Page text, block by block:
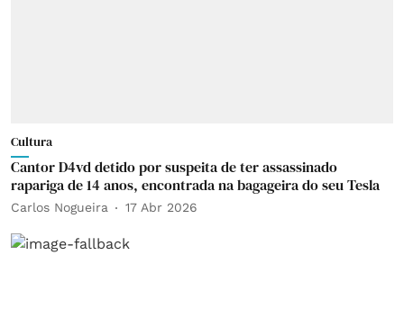
Cultura
Cantor D4vd detido por suspeita de ter assassinado
rapariga de 14 anos, encontrada na bagageira do seu Tesla
Carlos Nogueira 17 Abr 2026